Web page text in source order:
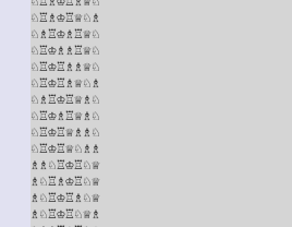
♘♖♗♔♖♕♘♗
♘♗♖♔♗♖♕♘
♘♖♔♗♗♖♕♘
♘♖♔♖♗♗♕♘
♘♖♔♖♗♕♘♗
♘♗♖♔♖♕♗♘
♘♖♔♗♖♕♗♘
♘♖♔♖♕♗♗♘
♘♖♔♖♕♘♗♗
♗♗♘♖♔♖♘♕
♗♘♖♗♔♖♘♕
♗♘♖♔♖♗♘♕
♗♘♖♔♖♘♕♗